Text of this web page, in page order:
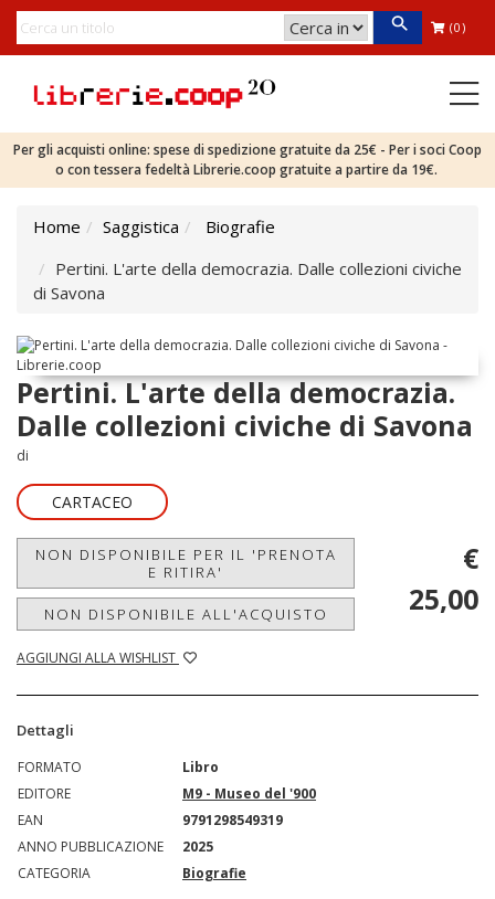
(0)
Per gli acquisti online: spese di spedizione gratuite da 25€ - Per i soci Coop
o con tessera fedeltà Librerie.coop gratuite a partire da 19€.
Home Saggistica
Biografie
Pertini. L'arte della democrazia. Dalle collezioni civiche
di Savona
Pertini. L'arte della democrazia.
Dalle collezioni civiche di Savona
di
CARTACEO
NON DISPONIBILE PER IL 'PRENOTA
E RITIRA'
NON DISPONIBILE ALL'ACQUISTO
AGGIUNGI ALLA WISHLIST
€
25,00
Dettagli
FORMATO
Libro
EDITORE
M9 - Museo del '900
EAN
9791298549319
ANNO PUBBLICAZIONE
2025
CATEGORIA
Biografie